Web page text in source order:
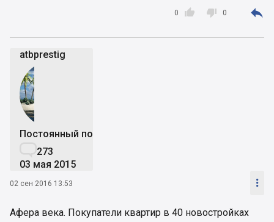

0  0 
atbprestig
Постоянный пользователь
273
03 мая 2015
02 сен 2016 13:53 
Афера века. Покупатели квартир в 40 новостройках